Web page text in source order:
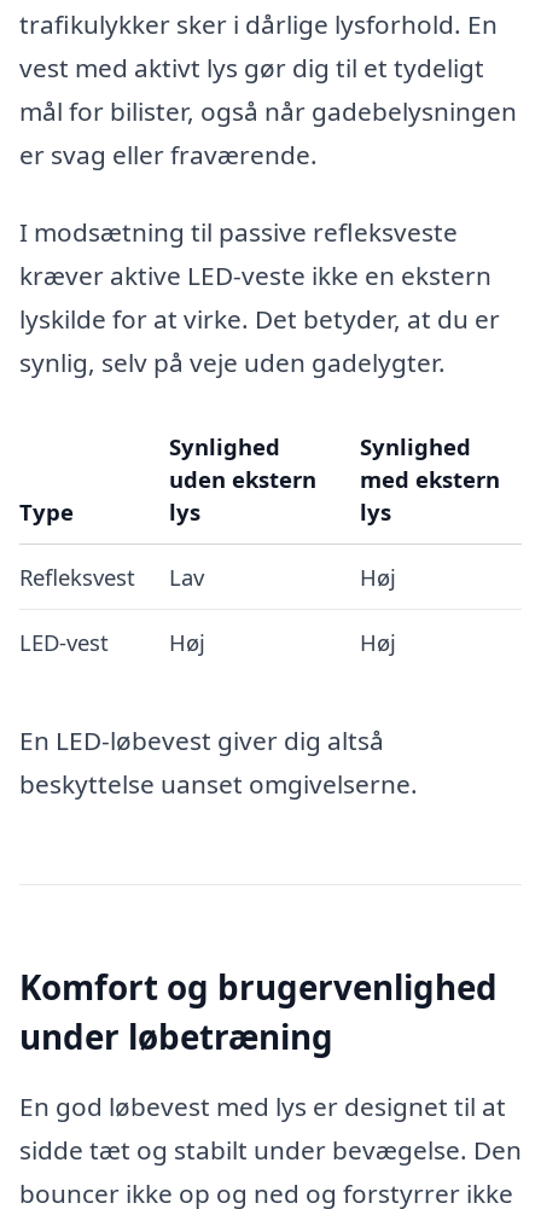
trafikulykker sker i dårlige lysforhold. En
vest med aktivt lys gør dig til et tydeligt
mål for bilister, også når gadebelysningen
er svag eller fraværende.
I modsætning til passive refleksveste
kræver aktive LED-veste ikke en ekstern
lyskilde for at virke. Det betyder, at du er
synlig, selv på veje uden gadelygter.
Type
Synlighed
uden ekstern
lys
Synlighed
med ekstern
lys
Refleksvest Lav Høj
LED-vest Høj Høj
En LED-løbevest giver dig altså
beskyttelse uanset omgivelserne.
Komfort og brugervenlighed
under løbetræning
En god løbevest med lys er designet til at
sidde tæt og stabilt under bevægelse. Den
bouncer ikke op og ned og forstyrrer ikke